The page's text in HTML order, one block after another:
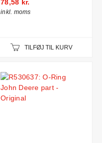
78,58 kr.
inkl. moms
TILFØJ TIL KURV